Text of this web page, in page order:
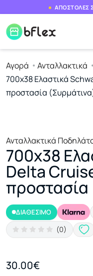
ΑΠΟΣΤΟΛΕΣ
Αγορά Ανταλλακτικά
700x38 Ελαστικά
προστασία
Ανταλλακτικά
700x38
Delta
ΔΙΑΘΕΣΙΜΟ
(0)
30.00€